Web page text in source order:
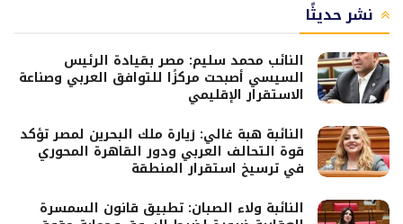
نشر حديثًا
النائب محمد سليم: مصر بقيادة الرئيس
السيسي أصبحت مركزًا للتوافق العربي وصناعة
الاستقرار الإقليمي
النائبة هبة غالي: زيارة ملك البحرين لمصر تؤكد
قوة التحالف العربي ودور القاهرة المحوري
في ترسيخ استقرار المنطقة
النائبة ولاء الصبان: تطبيق قانون السمسرة